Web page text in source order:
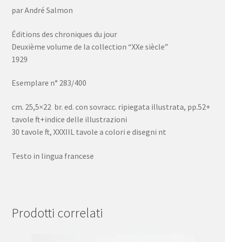
par André Salmon
Éditions des chroniques du jour
Deuxième volume de la collection “XXe siècle”
1929
Esemplare n° 283/400
cm. 25,5×22 br. ed. con sovracc. ripiegata illustrata, pp.52+
tavole ft+indice delle illustrazioni
30 tavole ft, XXXIIL tavole a colori e disegni nt
Testo in lingua francese
Prodotti correlati